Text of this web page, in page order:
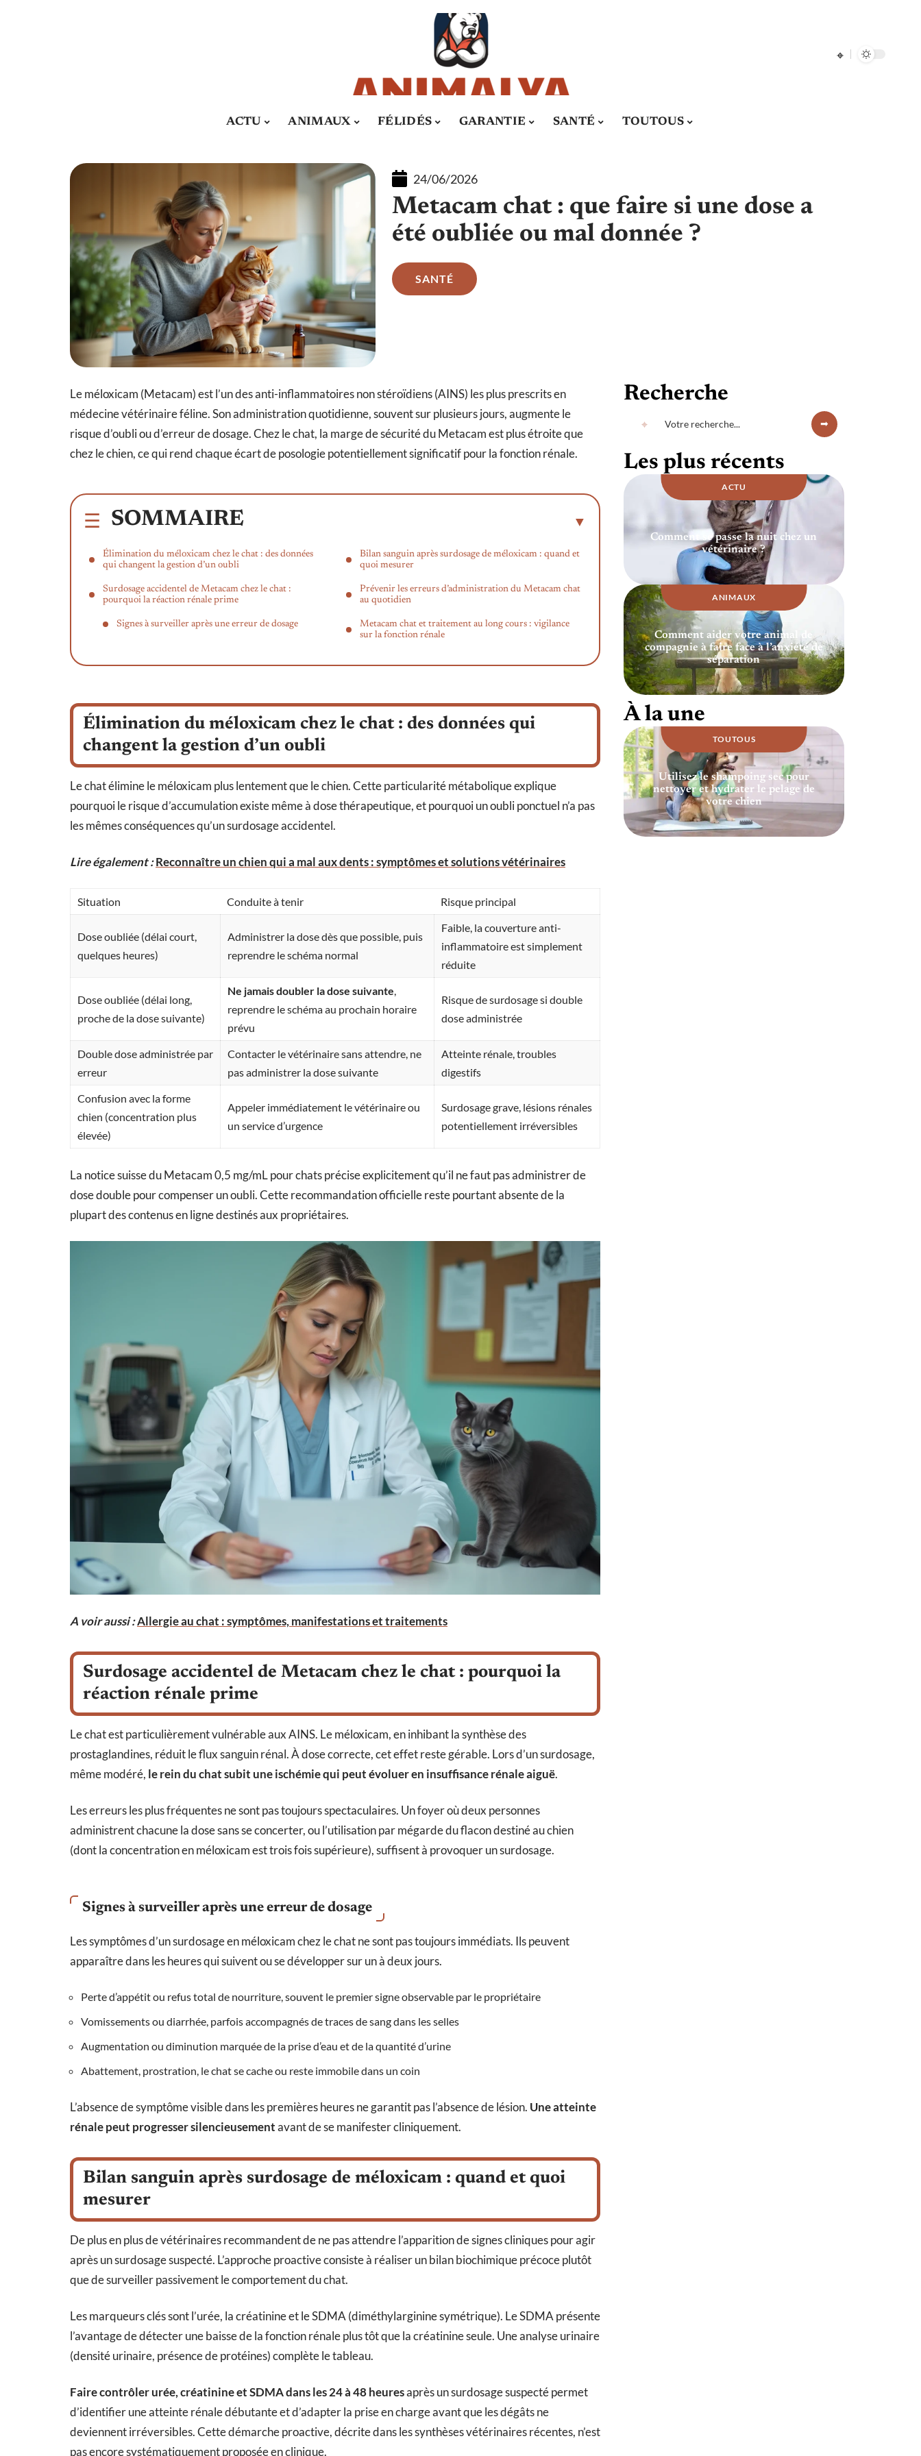
ACTU ANIMAUX FÉLIDÉS GARANTIE SANTÉ TOUTOUS
24/06/2026
Metacam chat : que faire si une dose a
été oubliée ou mal donnée ?
SANTÉ
Le méloxicam (Metacam) est l’un des anti-inflammatoires non stéroïdiens (AINS) les plus prescrits en
médecine vétérinaire féline. Son administration quotidienne, souvent sur plusieurs jours, augmente le
risque d’oubli ou d’erreur de dosage. Chez le chat, la marge de sécurité du Metacam est plus étroite que
chez le chien, ce qui rend chaque écart de posologie potentiellement significatif pour la fonction rénale.
SOMMAIRE
Élimination du méloxicam chez le chat : des données
qui changent la gestion d’un oubli
Surdosage accidentel de Metacam chez le chat :
pourquoi la réaction rénale prime
Signes à surveiller après une erreur de dosage
Bilan sanguin après surdosage de méloxicam : quand et
quoi mesurer
Prévenir les erreurs d’administration du Metacam chat
au quotidien
Metacam chat et traitement au long cours : vigilance
sur la fonction rénale
Élimination du méloxicam chez le chat : des données qui
changent la gestion d’un oubli
Le chat élimine le méloxicam plus lentement que le chien. Cette particularité métabolique explique
pourquoi le risque d’accumulation existe même à dose thérapeutique, et pourquoi un oubli ponctuel n’a pas
les mêmes conséquences qu’un surdosage accidentel.
Lire également :Reconnaître un chien qui a mal aux dents : symptômes et solutions vétérinaires
Situation Conduite à tenir Risque principal
Dose oubliée (délai court,
quelques heures)
Administrer la dose dès que possible, puis
reprendre le schéma normal
Faible, la couverture anti-
inflammatoire est simplement
réduite
Dose oubliée (délai long,
proche de la dose suivante)
Ne jamais doubler la dose suivante
reprendre le schéma au prochain horaire
prévu
Risque de surdosage si double
dose administrée
Double dose administrée par
erreur
Contacter le vétérinaire sans attendre, ne
pas administrer la dose suivante
Atteinte rénale, troubles
digestifs
Confusion avec la forme
chien (concentration plus
élevée)
Appeler immédiatement le vétérinaire ou
un service d’urgence
Surdosage grave, lésions rénales
potentiellement irréversibles
La notice suisse du Metacam 0,5 mg/mL pour chats précise explicitement qu’il ne faut pas administrer de
dose double pour compenser un oubli. Cette recommandation officielle reste pourtant absente de la
plupart des contenus en ligne destinés aux propriétaires.
A voir aussi :Allergie au chat : symptômes, manifestations et traitements
Surdosage accidentel de Metacam chez le chat : pourquoi la
réaction rénale prime
Le chat est particulièrement vulnérable aux AINS. Le méloxicam, en inhibant la synthèse des
prostaglandines, réduit le flux sanguin rénal. À dose correcte, cet effet reste gérable. Lors d’un surdosage,
même modéré, le rein du chat subit une ischémie qui peut évoluer en insuffisance rénale aiguë.
Les erreurs les plus fréquentes ne sont pas toujours spectaculaires. Un foyer où deux personnes
administrent chacune la dose sans se concerter, ou l’utilisation par mégarde du flacon destiné au chien
(dont la concentration en méloxicam est trois fois supérieure), suffisent à provoquer un surdosage.
Signes à surveiller après une erreur de dosage
Les symptômes d’un surdosage en méloxicam chez le chat ne sont pas toujours immédiats. Ils peuvent
apparaître dans les heures qui suivent ou se développer sur un à deux jours.
Perte d’appétit ou refus total de nourriture, souvent le premier signe observable par le propriétaire
Vomissements ou diarrhée, parfois accompagnés de traces de sang dans les selles
Augmentation ou diminution marquée de la prise d’eau et de la quantité d’urine
Abattement, prostration, le chat se cache ou reste immobile dans un coin
L’absence de symptôme visible dans les premières heures ne garantit pas l’absence de lésion. Une atteinte
rénale peut progresser silencieusementavant de se manifester cliniquement.
Bilan sanguin après surdosage de méloxicam : quand et quoi
mesurer
De plus en plus de vétérinaires recommandent de ne pas attendre l’apparition de signes cliniques pour agir
après un surdosage suspecté. L’approche proactive consiste à réaliser un bilan biochimique précoce plutôt
que de surveiller passivement le comportement du chat.
Les marqueurs clés sont l’urée, la créatinine et le SDMA (diméthylarginine symétrique). Le SDMA présente
l’avantage de détecter une baisse de la fonction rénale plus tôt que la créatinine seule. Une analyse urinaire
(densité urinaire, présence de protéines) complète le tableau.
Faire contrôler urée, créatinine et SDMA dans les 24 à 48 heuresaprès un surdosage suspecté permet
d’identifier une atteinte rénale débutante et d’adapter la prise en charge avant que les dégâts ne
deviennent irréversibles. Cette démarche proactive, décrite dans les synthèses vétérinaires récentes, n’est
pas encore systématiquement proposée en clinique.
Recherche
Les plus récents
ACTU
Comment se passe la nuit chez un
vétérinaire ?
ANIMAUX
Comment aider votre animal de
compagnie à faire face à l’anxiété de
séparation
À la une
TOUTOUS
Utilisez le shampoing sec pour
nettoyer et hydrater le pelage de
votre chien